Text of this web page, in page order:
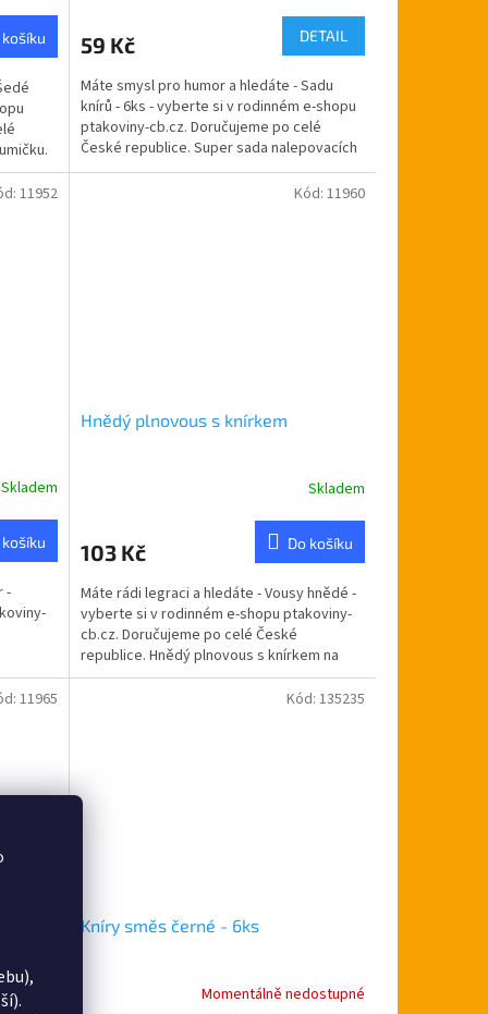
59 Kč DETAIL
Máte smysl pro humor a hledáte - Sadu
knírů - 6ks - vyberte si v rodinném e-shopu
ptakoviny-cb.cz. Doručujeme po celé
České republice. Super sada nalepovacích
knírů se hodí na...
Skladem
-
11952
Hnědý plnovous s knírkem
je
z
5
hvězdiček.
Skladem
103 Kč Do košíku
Máte rádi legraci a hledáte - Vousy hnědé -
vyberte si v rodinném e-shopu ptakoviny-
cb.cz. Doručujeme po celé České
republice. Hnědý plnovous s knírkem na
gumičku.
Kód: 11960
Skladem
11965
Kníry směs černé - 6ks
Momentálně nedostupné
Kód: 135235